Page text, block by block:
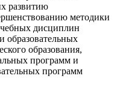
развитию
методики
дисциплин
образовательных
образования,
программ и
программ